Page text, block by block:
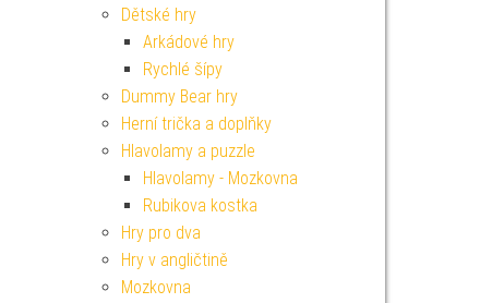
Dětské hry
Arkádové hry
Rychlé šípy
Dummy Bear hry
Herní trička a doplňky
Hlavolamy a puzzle
Hlavolamy - Mozkovna
Rubikova kostka
Hry pro dva
Hry v angličtině
Mozkovna